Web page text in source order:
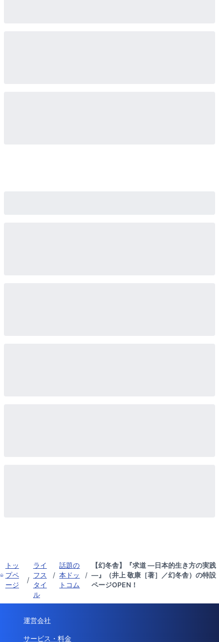
トッ
プペ
ージ
/
ライ
フス
タイ
ル
/
話題の
本ドッ
トコム
/
【幻冬舎】『求道 —日本的生き方の実践
—』（井上 敬康［著］／幻冬舎）の特設
ページOPEN！
運営会社
サービス・料金